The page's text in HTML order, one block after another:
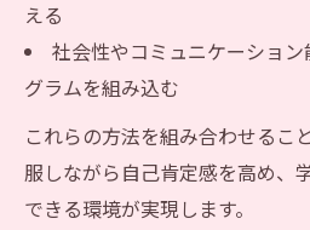
える
社会性やコミュニケーショ
グラムを組み込む
これらの方法を組み合わせるこ
服しながら自己肯定感を高め、
できる環境が実現します。